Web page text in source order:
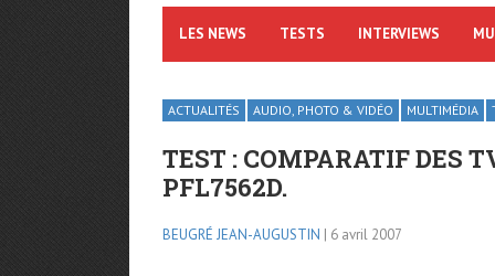
LES NEWS TESTS INTERVIEWS
ACTUALITÉS AUDIO, PHOTO & VIDÉO MULTIMÉDIA
TEST : COMPARATIF DES
PFL7562D.
BEUGRÉ JEAN-AUGUSTIN | 6 avril 2007